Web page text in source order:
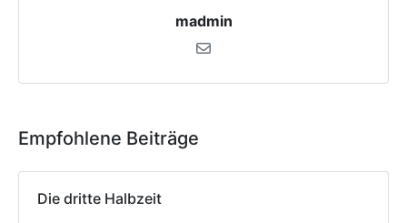
madmin
Empfohlene Beiträge
Die dritte Halbzeit